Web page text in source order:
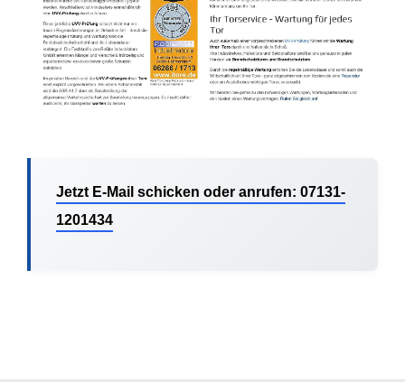
Jetzt E-Mail schicken oder anrufen: 07131-
1201434